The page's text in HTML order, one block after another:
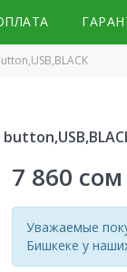
7 860 сом
Уважаемые
Бишкеке у